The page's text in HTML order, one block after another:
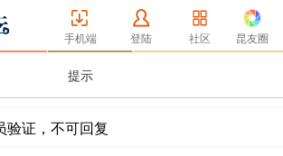
手机端 登陆 社区 昆友圈
提示
验证，不可回复